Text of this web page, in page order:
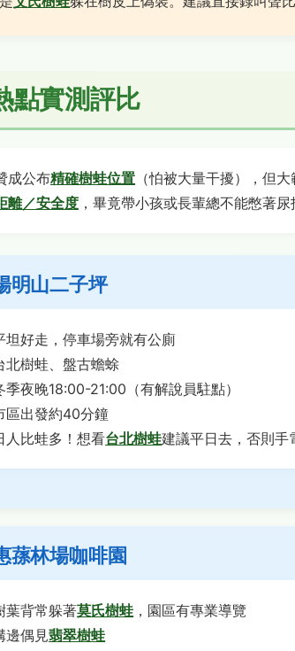
點實測評比
成公布精確樹蛙位置 （怕被大量干擾），但
離／安全度 ，畢竟帶小孩或長輩總不能憋著尿
明山二子坪
坦好走，停車場旁就有公廁
北樹蛙、盤古蟾蜍
季夜晚18:00-21:00（有解說員駐點）
區出發約40分鐘
人比蛙多！想看台北樹蛙建議平日去，否則手
蓀林場咖啡園
葉背常躲著莫氏樹蛙 ，園區有專業導覽
邊偶見翡翠樹蛙